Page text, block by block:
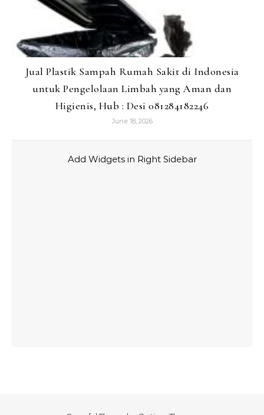
Jual Plastik Sampah Rumah Sakit di Indonesia
untuk Pengelolaan Limbah yang Aman dan
Higienis, Hub : Desi 081284182246
June 18, 2026
Add Widgets in Right Sidebar